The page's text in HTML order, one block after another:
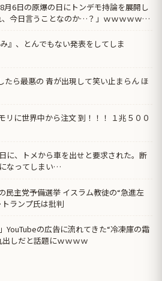
月6日の原爆の日にトンデモ持論を展開し
今日言うことなのか…？」ｗｗｗｗｗｗ
』、とんでもない発表をしてしま
たら最悪の 青が出現して笑い止まらん ほ
リに世界中から注文 到！！！ １兆５００
に、トメから車を出せと要求された。断
なってしまい…
民主党予備選挙 イスラム教徒の“急進左
ランプ氏は批判
YouTubeの広告に流れてきた“冷凍庫の霜
しだと話題にｗｗｗｗ